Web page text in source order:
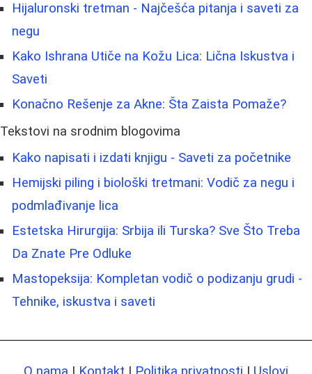
Hijaluronski tretman - Najčešća pitanja i saveti za
negu
Kako Ishrana Utiče na Kožu Lica: Lična Iskustva i
Saveti
Konačno Rešenje za Akne: Šta Zaista Pomaže?
Tekstovi na srodnim blogovima
Kako napisati i izdati knjigu - Saveti za početnike
Hemijski piling i biološki tretmani: Vodič za negu i
podmlađivanje lica
Estetska Hirurgija: Srbija ili Turska? Sve Što Treba
Da Znate Pre Odluke
Mastopeksija: Kompletan vodič o podizanju grudi -
Tehnike, iskustva i saveti